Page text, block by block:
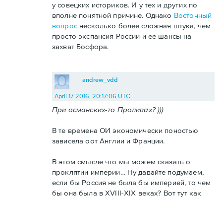
у совецких историков. И у тех и других по
вполне понятной причине. Однако Восточный
вопроснесколько более сложная штука, чем
просто экспансия России и ее шансы на
захват Босфора.
andrew_vdd
April 17 2016, 20:17:06 UTC
При османских-то Проливах? )))
В те времена ОИ экономически поностью
зависела оот Англии и Франции.
В этом смысле что мы можем сказать о
проклятии империи… Ну давайте подумаем,
если бы Россия не была бы империей, то чем
бы она была в XVIII-XIX веках? Вот тут как